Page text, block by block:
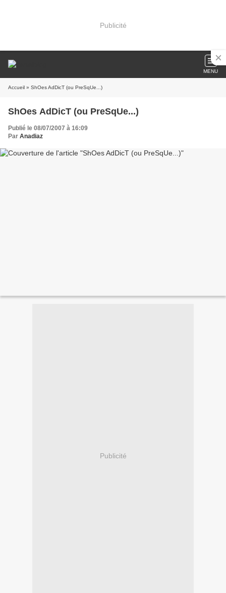
Publicité
MENU
Accueil » ShOes AdDicT (ou PreSqUe...)
ShOes AdDicT (ou PreSqUe...)
Publié le 08/07/2007 à 16:09
Par Anadiaz
Publicité